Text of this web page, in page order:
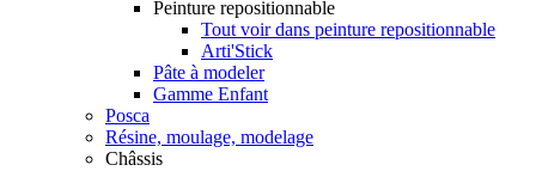
Peinture repositionnable
Tout voir dans peinture repositionnable
Arti'Stick
Pâte à modeler
Gamme Enfant
Posca
Résine, moulage, modelage
Châssis